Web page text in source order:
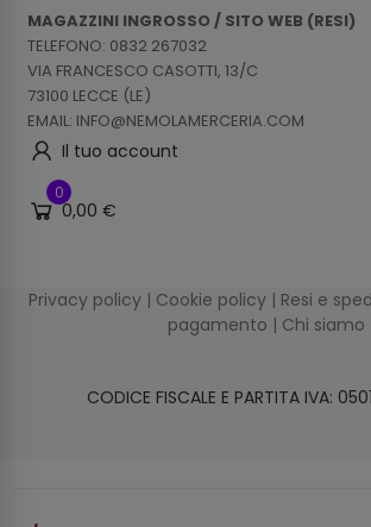
MAGAZZINI INGROSSO / SITO WEB (RESI)
TELEFONO: 0832 267032
VIA FRANCESCO CASOTTI, 13/C
73100 LECCE (LE)
EMAIL: INFO@NEMOLAMERCERIA.COM
Il tuo account
0
0,00 €
Privacy policy | Cookie policy | Resi e
pagamento | Chi siamo
CODICE FISCALE E PARTITA IVA: